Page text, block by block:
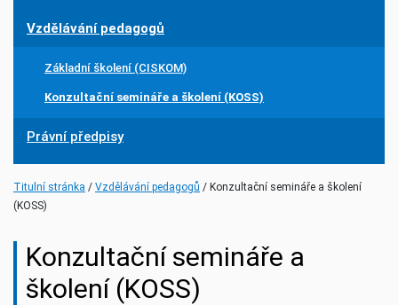
Vzdělávání pedagogů
Základní školení (CISKOM)
Konzultační semináře a školení (KOSS)
Právní předpisy
Titulní stránka Vzdělávání pedagogů (current)
Konzultační semináře a školení
(KOSS)
Konzultační semináře a
školení (KOSS)